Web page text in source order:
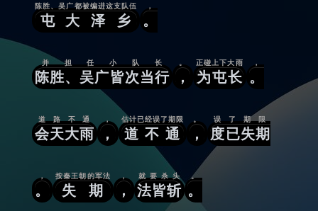
屯大泽乡
陈胜、吴广都被编进这支队伍
。
，
陈胜、吴广皆次当行
并担任小队长
，
。
为屯长
正碰上下大雨
。
，
会天大雨
道路不通
，
，
道不通
估计已经误了期限
，
。
度已失期
误了期限
。
，
失期
按秦王朝的军法
，
，
法皆斩
就要杀头
。
。